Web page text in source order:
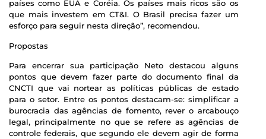
países como EUA e Coréia. Os países mais ricos são os
que mais investem em CT&I. O Brasil precisa fazer um
esforço para seguir nesta direção”, recomendou.
Propostas
Para encerrar sua participação Neto destacou alguns
pontos que devem fazer parte do documento final da
CNCTI que vai nortear as políticas públicas de estado
para o setor. Entre os pontos destacam-se: simplificar a
burocracia das agências de fomento, rever o arcabouço
legal, principalmente no que se refere as agências de
controle federais, que segundo ele devem agir de forma